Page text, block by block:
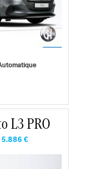
L3 PRO
5.886 €